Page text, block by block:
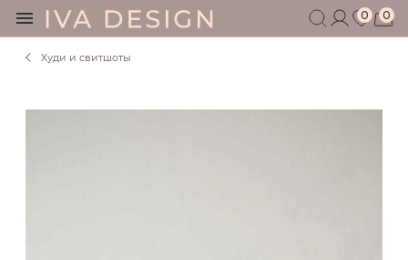
0 0
Худи и свитшоты